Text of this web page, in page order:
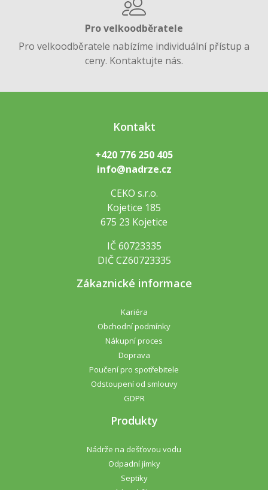
Pro velkoodběratele
Pro velkoodběratele nabízíme individuální přístup a
ceny. Kontaktujte nás.
Kontakt
+420 776 250 405
info@nadrze.cz
CEKO s.r.o.
Kojetice 185
675 23 Kojetice
IČ 60723335
DIČ CZ60723335
Zákaznické informace
Kariéra
Obchodní podmínky
Nákupní proces
Doprava
Poučení pro spotřebitele
Odstoupení od smlouvy
GDPR
Produkty
Nádrže na dešťovou vodu
Odpadní jímky
Septiky